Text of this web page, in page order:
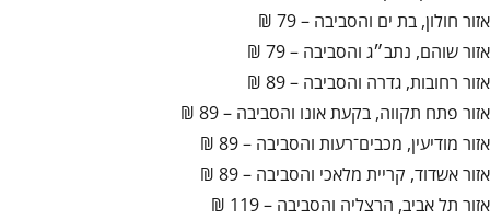
אזור חולון, בת ים והסביבה – 79 ₪
אזור שוהם, נתב״ג והסביבה – 79 ₪
אזור רחובות, גדרה והסביבה – 89 ₪
אזור פתח תקווה, בקעת אונו והסביבה – 89 ₪
אזור מודיעין, מכבים־רעות והסביבה – 89 ₪
אזור אשדוד, קריית מלאכי והסביבה – 89 ₪
אזור תל אביב, הרצליה והסביבה – 119 ₪